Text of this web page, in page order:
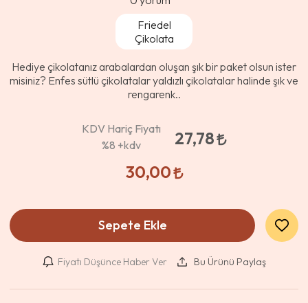
Friedel
Çikolata
Hediye çikolatanız arabalardan oluşan şık bir paket olsun ister
misiniz? Enfes sütlü çikolatalar yaldızlı çikolatalar halinde şık ve
rengarenk..
KDV Hariç Fiyatı
%8 +kdv
27,78
30,00
Sepete Ekle
Fiyatı Düşünce Haber Ver Bu Ürünü Paylaş